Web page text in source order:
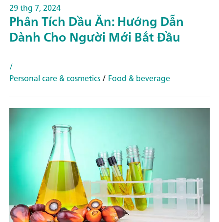
29 thg 7, 2024
Phân Tích Dầu Ăn: Hướng Dẫn
Dành Cho Người Mới Bắt Đầu
/
Personal care & cosmetics/ Food & beverage